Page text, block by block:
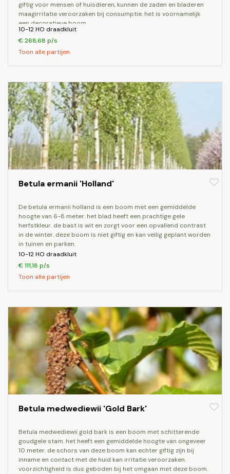
giftig voor mensen of huisdieren, kunnen de zaden en bladeren
maagirritatie veroorzaken bij consumptie. het is voornamelijk
een decoratieve boom.
10-12 HO draadkluit
€ 268,68 p/s
Toon alle partijen
Betula ermanii 'Holland'
de betula ermanii holland is een boom met een gemiddelde
hoogte van 6-8 meter. het blad heeft een prachtige gele
herfstkleur. de bast is wit en zorgt voor een opvallend contrast
in de winter. deze boom is niet giftig en kan veilig geplant worden
in tuinen en parken.
10-12 HO draadkluit
€ 111,18 p/s
Toon alle partijen
Betula medwediewii 'Gold Bark'
betula medwediewii gold bark is een boom met schitterende
goudgele stam. het heeft een gemiddelde hoogte van ongeveer
10 meter. de schors van deze boom kan echter giftig zijn bij
inname en contact met de huid kan irritatie veroorzaken.
voorzichtigheid is dus geboden bij het omgaan met deze boom.